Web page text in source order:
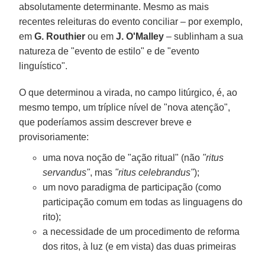
absolutamente determinante. Mesmo as mais
recentes releituras do evento conciliar – por exemplo,
emG. Routhier ou emJ. O'Malley – sublinham a sua
natureza de "evento de estilo" e de "evento
linguístico".
O que determinou a virada, no campo litúrgico, é, ao
mesmo tempo, um tríplice nível de "nova atenção",
que poderíamos assim descrever breve e
provisoriamente:
uma nova noção de "ação ritual" (não "ritus
servandus", mas "ritus celebrandus");
um novo paradigma de participação (como
participação comum em todas as linguagens do
rito);
a necessidade de um procedimento de reforma
dos ritos, à luz (e em vista) das duas primeiras